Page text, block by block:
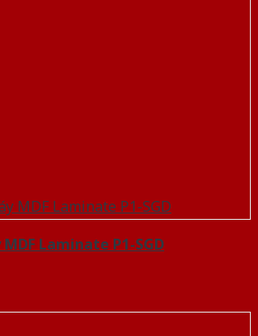
Laminate P1-SGD